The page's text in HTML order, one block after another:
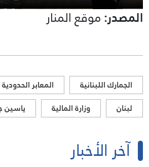
المصدر:موقع المنار
الجمارك اللبنانية
المعابر
لبنان
وزارة المالية ياسين
آخر الأخبار